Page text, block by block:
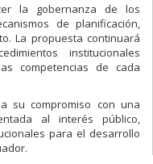
la gobernanza de los
de planificación,
La propuesta continuará
institucionales
competencias de cada
su compromiso con una
al interés público,
para el desarrollo